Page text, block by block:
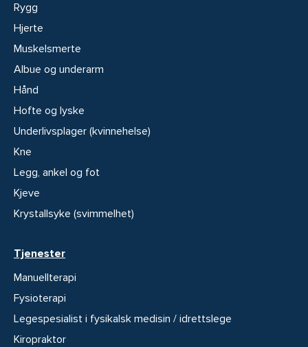
Rygg
Hjerte
Muskelsmerte
Albue og underarm
Hånd
Hofte og lyske
Underlivsplager (kvinnehelse)
Kne
Legg, ankel og fot
Kjeve
Krystallsyke (svimmelhet)
Tjenester
Manuellterapi
Fysioterapi
Legespesialist i fysikalsk medisin / idrettslege
Kiropraktor